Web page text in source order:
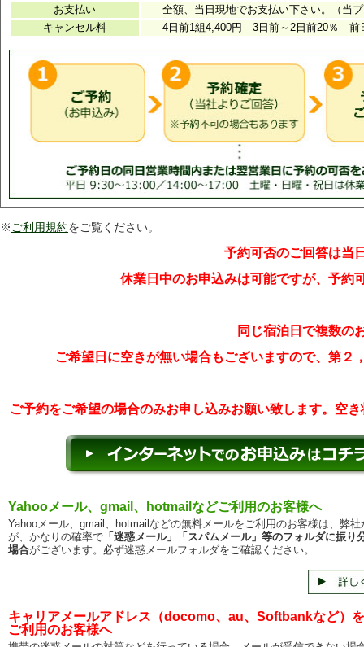
※ ご利用規約をご覧ください。
予約可否のご回答は当
休業日中のお申込みは可能ですが、予約
同じ宿泊日で複数の
ご希望日に空きが無い場合もございますので、第
ご予約をご希望の場合のみお申し込みお願い致します。空
Yahooメール、gmail、hotmailなどご利用のお客様へ
Yahooメール、gmail、hotmailなどの無料メールをご利用のお客様は、弊
が、かなりの確率で 「迷惑メール」「スパムメール」等のフォルダに振り
場合がございます。必ず迷惑メールフォルダをご確認ください。
キャリアメールアドレス（docomo、au、Softbankなど）を
ご利用のお客様へ